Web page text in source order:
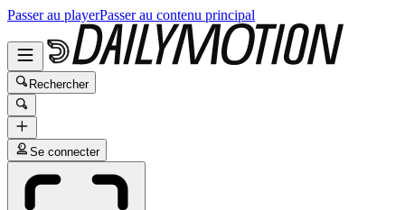
Passer au playerPasser au contenu principal
Rechercher
Se connecter